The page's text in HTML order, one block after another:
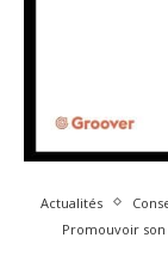
Actualités
Promouvoir